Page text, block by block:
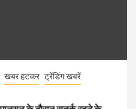
खबर हटकर ट्रेंडिंग खबरें